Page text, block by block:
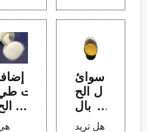
ت
ن
سوائ
ل الح
فر بال
جملة
هل تريد